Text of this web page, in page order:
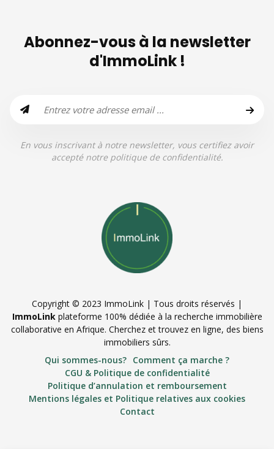
Abonnez-vous à la newsletter
d'ImmoLink !
En vous inscrivant à notre newsletter, vous certifiez avoir
accepté notre politique de confidentialité.
Copyright © 2023 ImmoLink | Tous droits réservés |
ImmoLinkplateforme 100% dédiée à la recherche immobilière
collaborative en Afrique. Cherchez et trouvez en ligne, des biens
immobiliers sûrs.
Qui sommes-nous? Comment ça marche ?
CGU & Politique de confidentialité
Politique d’annulation et remboursement
Mentions légales et Politique relatives aux cookies
Contact